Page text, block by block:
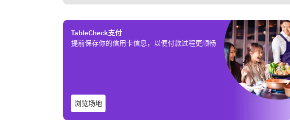
TableCheck支付
提前保存你的信用卡信息，以便付款过程更顺畅
浏览场地